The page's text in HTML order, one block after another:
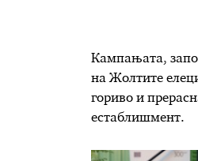
Кампањата,
на Жолтите
гориво и
естаблишмент.